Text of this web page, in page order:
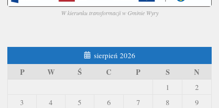
W kierunku transformacji w Gminie Wyry
sierpień 2026
P W Ś C P S N
1
2
3
4 5 6 7 8
9